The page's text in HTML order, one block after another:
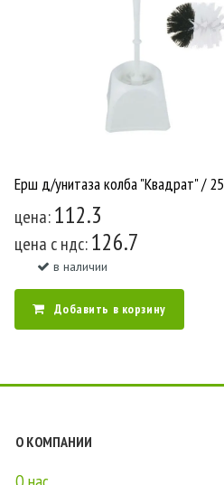
Ерш д/унитаза колба "Квадрат" / 25
цена:112.3
цена c ндс:126.7
в наличии
Добавить в корзину
О КОМПАНИИ